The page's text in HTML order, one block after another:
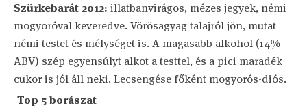
Szürkebarát 2012: illatbanvirágos, mézes jegyek, némi
mogyoróval keveredve. Vörösagyag talajról jön, mutat
némi testet és mélységet is. A magasabb alkohol (14%
ABV) szép egyensúlyt alkot a testtel, és a pici maradék
cukor is jól áll neki. Lecsengése főként mogyorós-diós.
Top 5 borászat